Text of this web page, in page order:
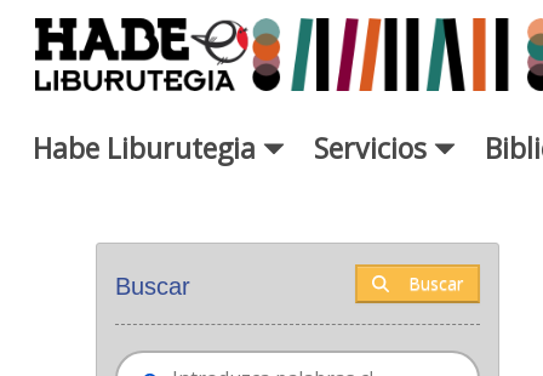
Saltar al contenido principal
Habe Liburutegia Servicios
Buscar Buscar